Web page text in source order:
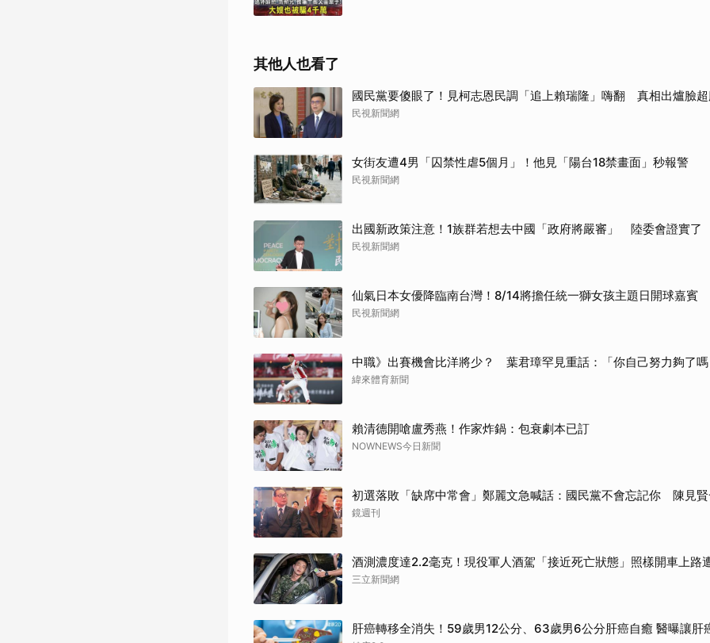
其他人也看了
國民黨要傻眼了！見柯志恩民調「追上賴瑞隆」嗨翻 真相出爐臉
民視新聞網
女街友遭4男「囚禁性虐5個月」！他見「陽台18禁畫面」秒報警
民視新聞網
出國新政策注意！1族群若想去中國「政府將嚴審」 陸委會證實了
民視新聞網
仙氣日本女優降臨南台灣！8/14將擔任統一獅女孩主題日開球嘉賓
民視新聞網
中職》出賽機會比洋將少？ 葉君璋罕見重話：「你自己努力夠了
緯來體育新聞
賴清德開嗆盧秀燕！作家炸鍋：包衰劇本已訂
NOWNEWS今日新聞
初選落敗「缺席中常會」鄭麗文急喊話：國民黨不會忘記你 陳見
鏡週刊
酒測濃度達2.2毫克！現役軍人酒駕「接近死亡狀態」照樣開車上路
三立新聞網
肝癌轉移全消失！59歲男12公分、63歲男6公分肝癌自癒 醫曝讓肝